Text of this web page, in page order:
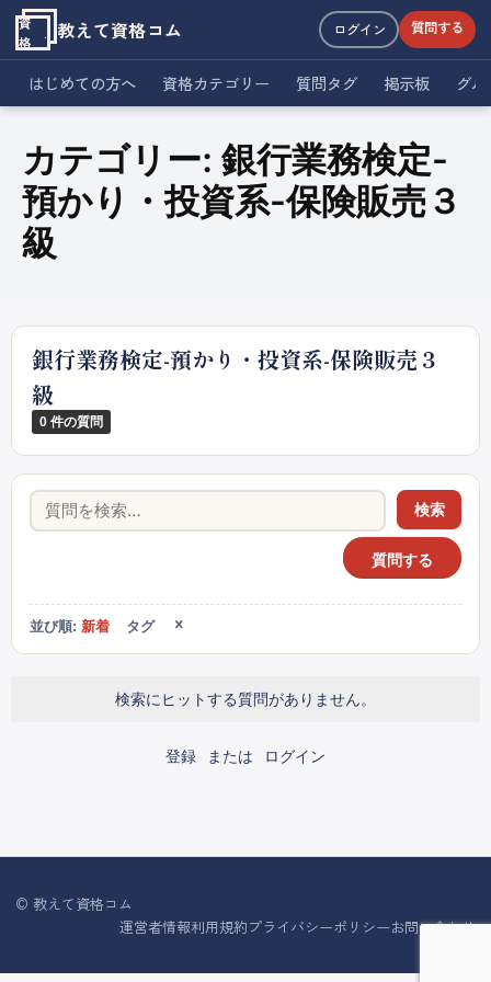
資
格
教えて資格コム ログイン 質問する
はじめての方へ 資格カテゴリー 質問タグ 掲示板 グ
カテゴリー: 銀行業務検定-
預かり・投資系-保険販売３
級
銀行業務検定-預かり・投資系-保険販売３
級
0 件の質問
質問する
検索
並び順: 新着 タグ
検索にヒットする質問がありません。
登録 または ログイン
© 教えて資格コム
運営者情報利用規約プライバシーポリシーお問い合わせ